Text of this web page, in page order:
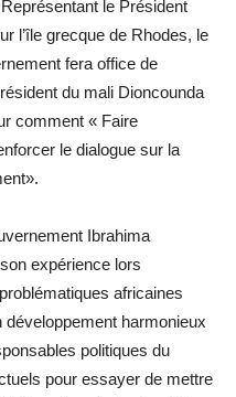
le Président
l’île grecque de Rhodes, le
fera office de
du mali Dioncounda
comment « Faire
le dialogue sur la
Ibrahima
expérience lors
africaines
développement harmonieux
politiques du
pour essayer de mettre